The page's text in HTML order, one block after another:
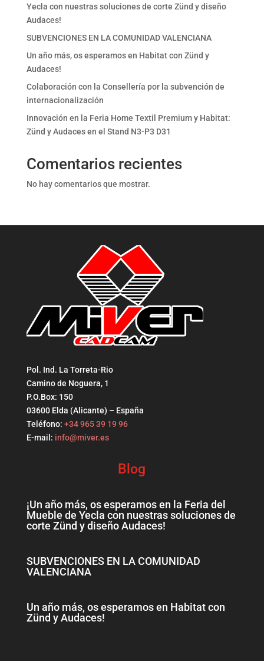
Yecla con nuestras soluciones de corte Zünd y diseño
Audaces!
SUBVENCIONES EN LA COMUNIDAD VALENCIANA
Un año más, os esperamos en Habitat con Zünd y
Audaces!
Colaboración con la Consellería por la subvención de
internacionalización
Innovación en la Feria Home Textil Premium y Habitat:
Zünd y Audaces en el Stand N3-P3 D31
Comentarios recientes
No hay comentarios que mostrar.
Pol. Ind. La Torreta-Rio
Camino de Noguera, 1
P.O.Box: 150
03600 Elda (Alicante) – España
Teléfono: +34 965 39 19 96
E-mail: info@miver.es
Blog
¡Un año más, os esperamos en la Feria del
Mueble de Yecla con nuestras soluciones de
corte Zünd y diseño Audaces!
SUBVENCIONES EN LA COMUNIDAD
VALENCIANA
Un año más, os esperamos en Habitat con
Zünd y Audaces!